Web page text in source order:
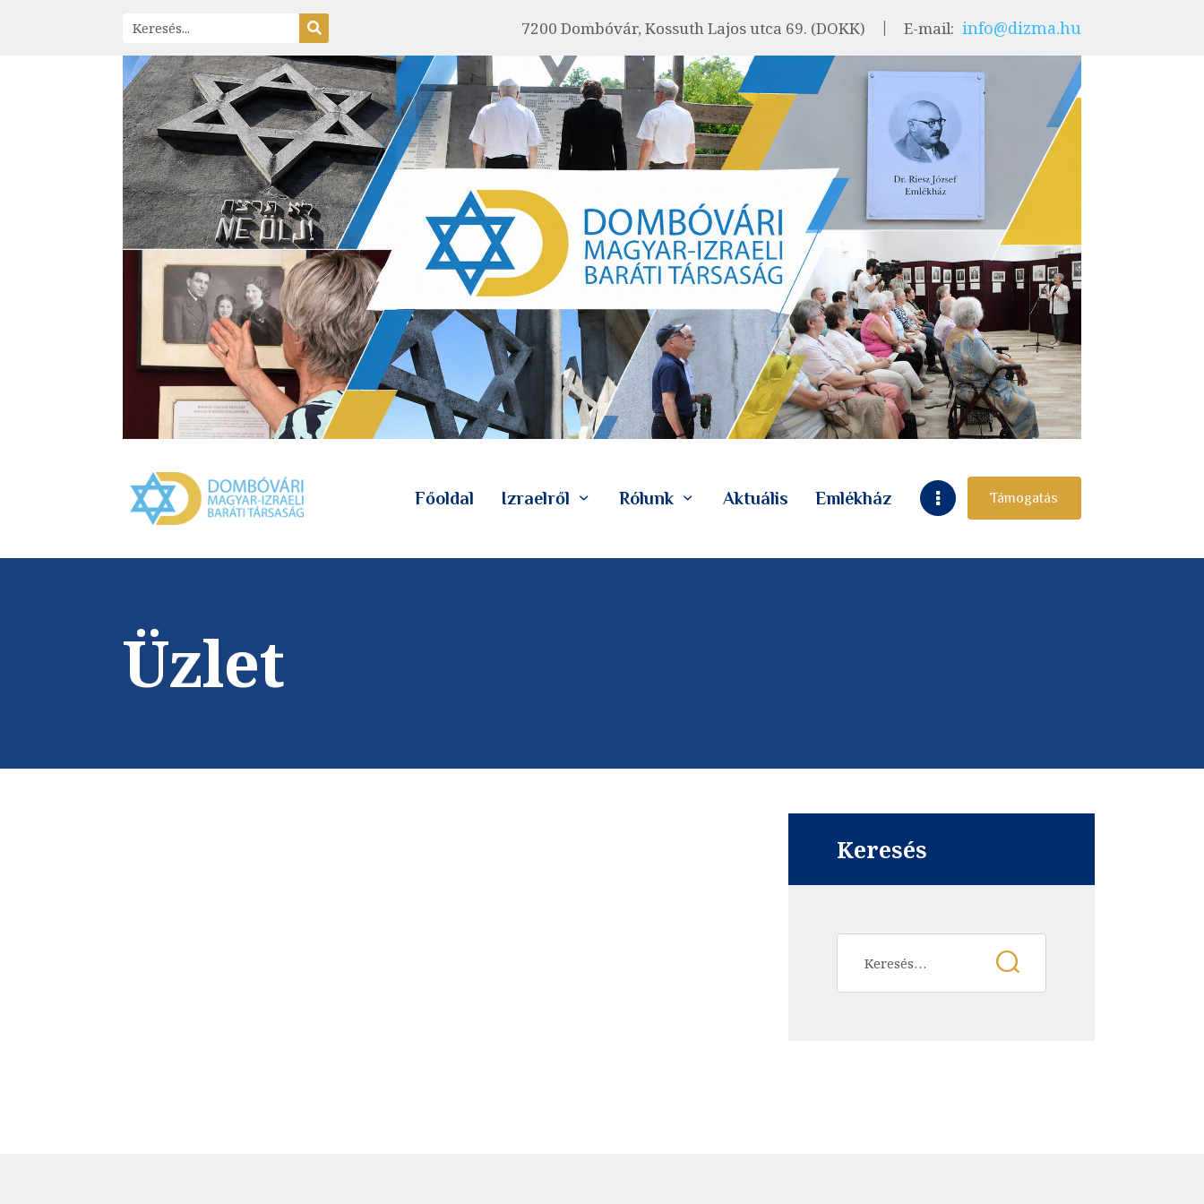
7200 Dombóvár, Kossuth Lajos utca 69. (DOKK) E-mail: info@dizma.hu
Főoldal Izraelről Rólunk Aktuális Emlékház Támogatás
Üzlet
FŐOLDAL
IZRAELRŐL
RÓLUNK
AKTUÁLIS
EMLÉKHÁZ
GALÉRIA
PROGRAMOK
KAPCSOLAT
Keresés